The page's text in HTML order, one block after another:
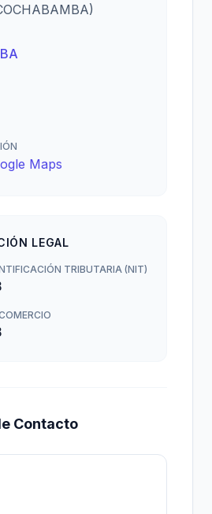
Maps
LEGAL
TRIBUTARIA (NIT)
Contacto